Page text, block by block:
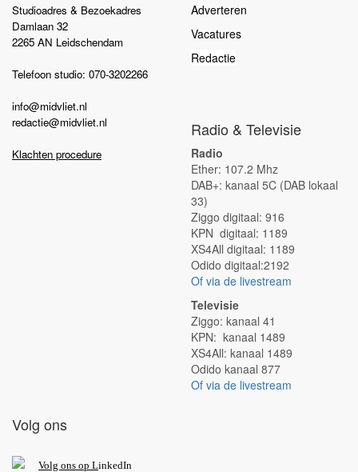
Studioadres & Bezoekadres
Damlaan 32
2265 AN Leidschendam
Telefoon studio: 070-3202266
info@midvliet.nl
redactie@midvliet.nl
Klachten procedure
Adverteren
Vacatures
Redactie
Radio & Televisie
Radio
Ether: 107.2 Mhz
DAB+: kanaal 5C (DAB lokaal
33)
Ziggo digitaal: 916
KPN digitaal: 1189
XS4All digitaal: 1189
Odido digitaal:2192
Of via de livestream
Televisie
Ziggo: kanaal 41
KPN: kanaal 1489
XS4All: kanaal 1489
Odido kanaal 877
Of via de livestream
Volg ons
Volg ons op LinkedIn